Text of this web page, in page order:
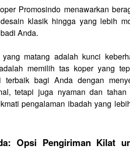
Promosindo menawarkan
klasik hingga yang lebih
Anda.
matang adalah kunci
memilih tas koper yang
terbaik bagi Anda dengan
tetapi juga nyaman dan tahan
pengalaman ibadah yang
Opsi Pengiriman Kilat